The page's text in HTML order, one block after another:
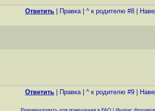
Ответить Правка| ^ к родителю #8
Ответить Правка| ^ к родителю #9
Рекомендовать для помещения в FAQ | Индекс форумов